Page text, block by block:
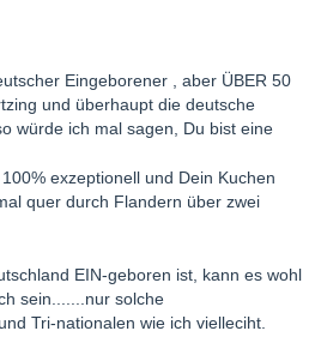
Eingeborener , aber ÜBER 50
und überhaupt die deutsche
würde ich mal sagen, Du bist eine
exzeptionell und Dein Kuchen
quer durch Flandern über zwei
EIN-geboren ist, kann es wohl
sein.......nur solche
Tri-nationalen wie ich vielleciht.